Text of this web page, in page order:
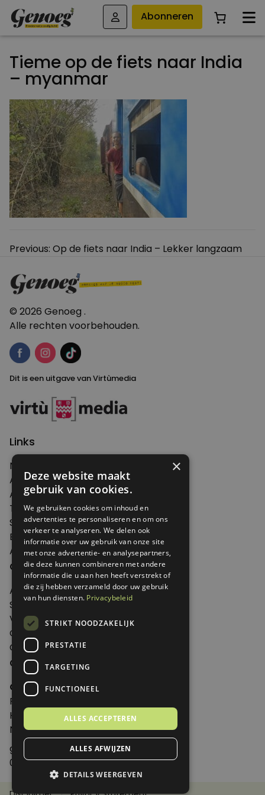
Abonneren
Tieme op de fiets naar India
– myanmar
Bericht
Previous: Op de fiets naar India – Lekker langzaam
© 2026 Genoeg .
Alle rechten voorbehouden.
Dit is een uitgave van Virtùmedia
Links
Nieuws
Artikelen
Agenda
Thema's
Shop
Edities
Abonneren
Over Genoeg
Adverteren
Samenwerken
Verkooppunten
Over Genoeg
Contact
Contactgegevens
Genoeg
Postbus 595 - 3700 AN Zeist
Huis ter Heideweg 13 - 3705MA Zeist
Nederland
genoeg@spabonneeservice.nl
088-1102091
×
Deze website maakt
gebruik van cookies.
We gebruiken cookies om inhoud en
advertenties te personaliseren en om ons
verkeer te analyseren. We delen ook
informatie over uw gebruik van onze site
met onze advertentie- en analysepartners,
die deze kunnen combineren met andere
informatie die u aan hen heeft verstrekt of
die zij hebben verzameld door uw gebruik
van hun diensten. Privacybeleid
STRIKT NOODZAKELIJK
PRESTATIE
TARGETING
FUNCTIONEEL
ALLES ACCEPTEREN
ALLES AFWIJZEN
DETAILS WEERGEVEN